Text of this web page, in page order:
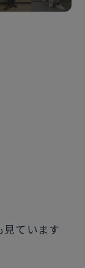
ています